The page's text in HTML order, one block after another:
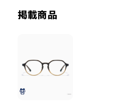
各キャラクター本当にこだわ
お世話ポイントなどニッチな
ので楽しみにしててくださいね
掲載商品